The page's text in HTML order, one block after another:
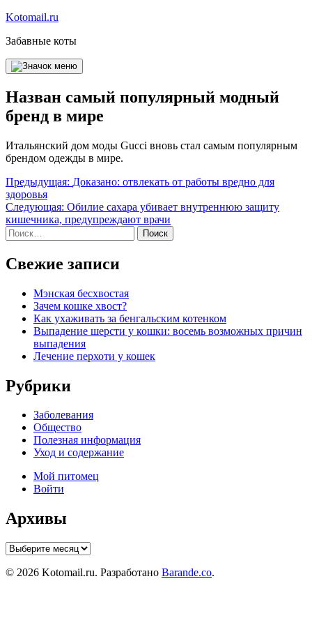
Перейти
содержимому
Kotomail.ru
Забавные коты
Назван самый популярный модный
бренд в мире
Итальянский дом моды Gucci вновь стал самым популярным
брендом одежды в мире.
Навигация
по
записям
Предыдущая: Доказано: отвлекать от работы вредно для
здоровья
Следующая: Обилие сахара убивает внутреннюю защиту
кишечника, предупреждают врачи
Найти:
Свежие записи
Мэнская бесхвостая
Зачем кошке хвост?
Как ухаживать за бенгальским котенком
Выпадение шерсти у кошки: восемь возможных причин
выпадения
Лечение перхоти у кошек
Рубрики
Заболевания
Общество
Полезная информация
Уход и содержание
Мой питомец
Войти
Архивы
Архивы
© 2026 Kotomail.ru. Разработано Barande.co.